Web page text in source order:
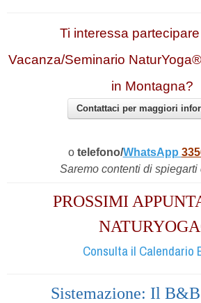
Ti interessa
Vacanza/Seminario
in Montagna?
Contattaci per maggiori
o telefono/WhatsApp
Saremo contenti di spiegarti
PROSSIMI
Consulta il Calendario
Sistemazione: Il